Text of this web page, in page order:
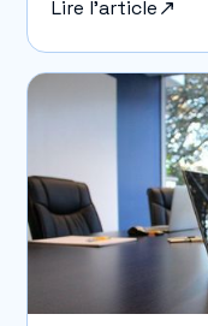
Lire l'article